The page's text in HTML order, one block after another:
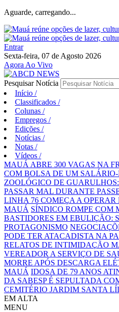
Aguarde, carregando...
Entrar
Sexta-feira, 07 de Agosto 2026
Agora Ao Vivo
Pesquisar Notícia
Início /
Classificados /
Colunas /
Empregos /
Edições /
Notícias /
Notas /
Vídeos /
MAUÁ ABRE 300 VAGAS NA
COM BOLSA DE UM
ZOOLÓGICO DE
PASSAR MAL DURANTE
LINHA 76 COMEÇA A
MAUÁ SÍNDICO ROMPE COM
BASTIDORES EM EBULIÇÃO:
PROTAGONISMO
PODE TER ATACADISTA NA
RELATOS DE INTIMIDAÇÃO
VEREADOR A SERVIÇO DE
MORRE APÓS DESCARGA
MAUÁ IDOSA DE 79 ANOS
DA SABESP É SEPULTADA
CEMITÉRIO JARDIM SANTA
EM ALTA
MENU